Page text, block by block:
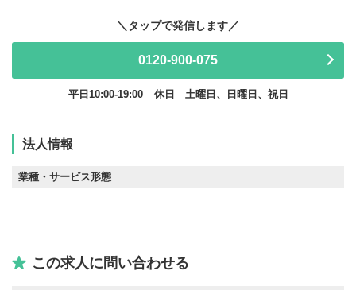
0120-900-075
平日10:00-19:00 休日 土曜日、日曜日、祝日
法人情報
業種・サービス形態
この求人に問い合わせる